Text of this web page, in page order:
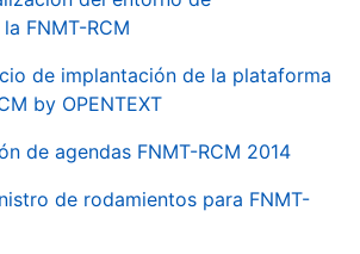
FNMT-RCM
de implantación de la plataforma
by OPENTEXT
de agendas FNMT-RCM 2014
de rodamientos para FNMT-